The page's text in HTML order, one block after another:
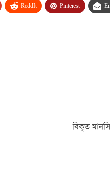
ReddIt Pinterest
বিকৃত